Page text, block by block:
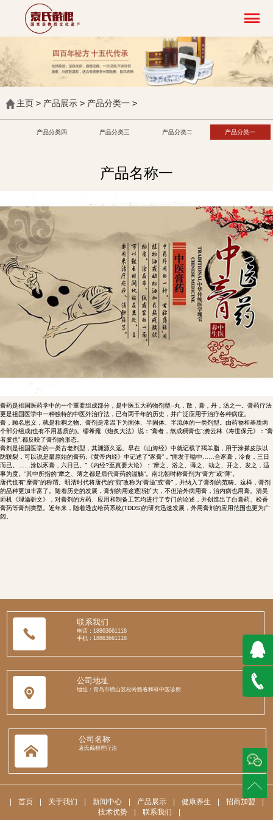
主页> 产品展示> 产品分类一>
产品分类一
产品分类二
产品分类三
产品分类四
产品名称一
膏药是祖国医药学中的一个重要组成部分，是中医五大药物剂型--丸，散，膏，丹，汤之一。膏药疗法
更是祖国医学中一种独特的中医外治疗法，已有两千年的历史，并广泛应用于治疗各种病症。
膏，顾名思义，就是粘稠之物。膏剂是常温下为固体、半固体、半流体的一类剂型。由药物和基质两
个部分组成(也有不用基质的)。缪希雍《炮炙大法》说：“膏者，熬成稠膏也”;龚云林《寿世保元》：“膏
者胶也”;都反映了膏剂的形态。
膏剂是祖国医学的一类古老剂型，其渊源久远。早在《山海经》中就记载了羯羊脂，用于涂搽皮肤以
防皲裂，可以说是最原始的膏药;《黄帝内经》中记述了“豕膏”，“痈发于嗌中……合豕膏，冷食，三日
而已。……涂以豕膏，六日已。”《内经?至真要大论》：“摩之、浴之、薄之、劫之、开之、发之，适
事为度。”其中所指的“摩之、薄之都是后代膏药的滥觞”。南北朝时称膏剂为“膏方”或“薄”。
唐代也有“摩膏”的称谓。明清时代将唐代的“煎”改称为“膏滋”或“膏”，并纳入了膏剂的范畴。这样，膏剂
的品种更加丰富了。随着历史的发展，膏剂的用途逐渐扩大，不但治外病用膏，治内病也用膏。清吴
师机《理淪骈文》，对膏剂的方药、应用和制备工艺均进行了专门的论述，并创造出了白膏药、松香
膏药等膏剂类型。近年来，随着透皮给药系统(TDDS)的研究迅速发展，外用膏剂的应用范围也更为广
阔。
联系我们
电话：18863661118
手机：18863661118
公司地址
地址：青岛市崂山区松岭路春和林中医诊所
公司名称
袁氏截根理疗法
| 首页 | 关于我们 | 新闻中心 | 产品展示 | 健康养生 | 招商加盟
|
技术优势
| 联系我们 |
QQ在